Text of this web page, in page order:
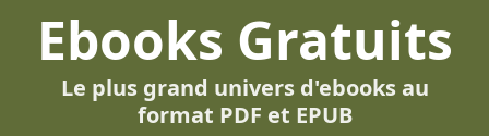
Ebooks Gratuits
Le plus grand univers d'ebooks au
format PDF et EPUB